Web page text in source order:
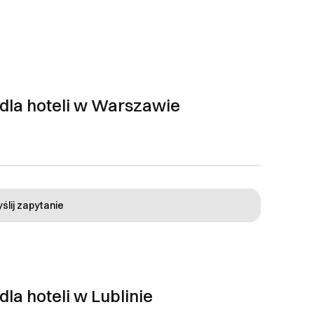
klientowi
2 serie
dostępnych poprawek
klienta. Po finalnej
hoteli w Warszawie
zapytanie
hoteli w Lublinie